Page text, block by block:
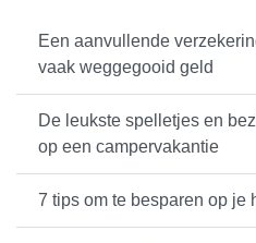
Een aanvullende
vaak weggegooid geld
De leukste spelletjes en
op een campervakantie
7 tips om te besparen op je